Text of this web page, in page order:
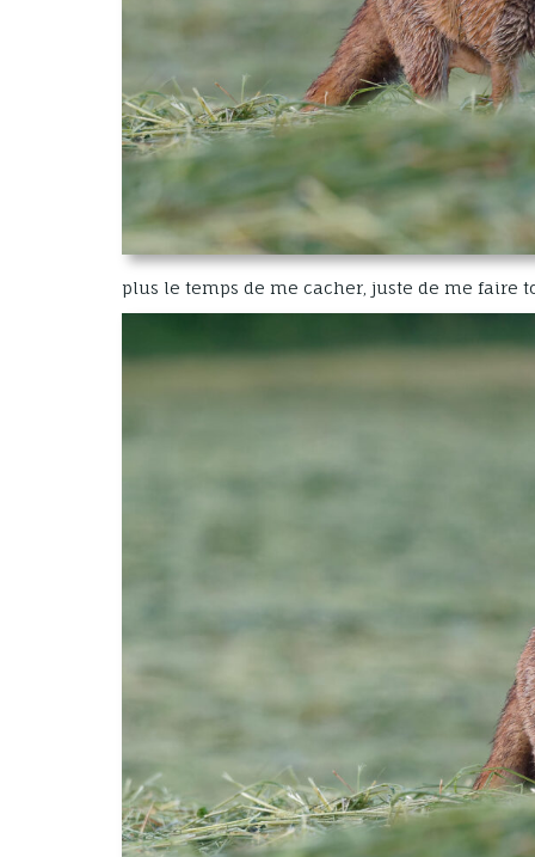
plus le temps de me cacher, juste de me faire